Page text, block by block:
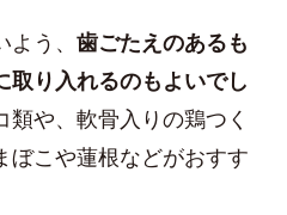
う、 歯ごたえのあるも
取り入れるのもよいでし
類や、軟骨入りの鶏つく
ぼこや蓮根などがおすす